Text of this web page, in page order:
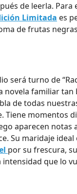
de leerla. Para
Limitada es
de frutas
será turno de “
novela familiar
de todas
Tiene momentos
aparecen notas
Su maridaje ideal
por su frescura,
intensidad que lo